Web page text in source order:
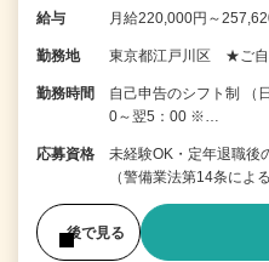
給与 月給220,000円～
勤務地 東京都江戸川区 ★ご自
勤務時間
自己申告のシフト制 （
0～翌5：00 ※…
応募資格
未経験OK・定年退職後
（警備業法第14条に
後で見る